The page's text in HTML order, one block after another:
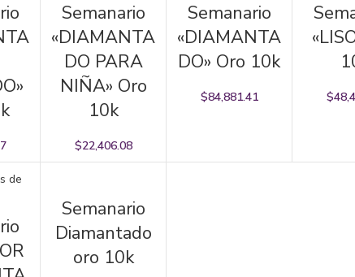
Semanario
«DIAMANTA
DO PARA
NIÑA» Oro
10k
$22,406.08
Semanario
«DIAMANTA
DO» Oro 10k
$84,881.41 $
Semanario
Diamantado
oro 10k